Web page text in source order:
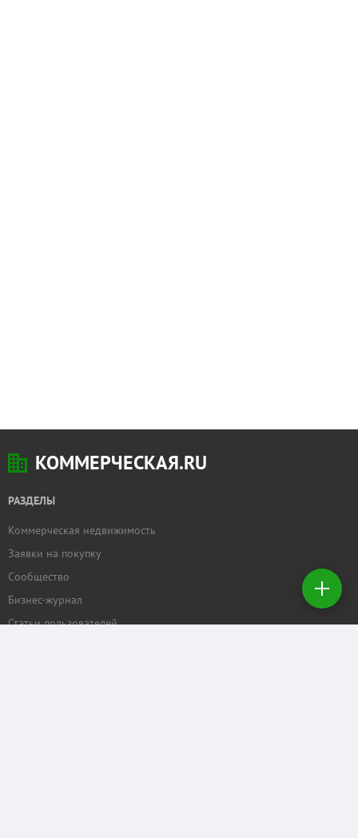
КОММЕРЧЕСКАЯ.RU
РАЗДЕЛЫ
Коммерческая недвижимость
Заявки на покупку
Сообщество
Бизнес-журнал
Статьи пользователей